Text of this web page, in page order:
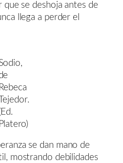
se deshoja antes de
llega a perder el
Rebeca
Tejedor.
Platero)
se dan mano de
mostrando debilidades